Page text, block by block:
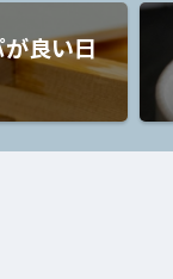
が良い日